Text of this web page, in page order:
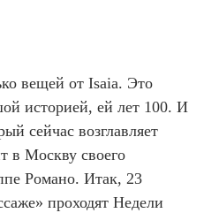
вещей от Isaia. Это
историей, ей лет 100. И
сейчас возглавляет
в Москву своего
Романо. Итак, 23
проходят Недели